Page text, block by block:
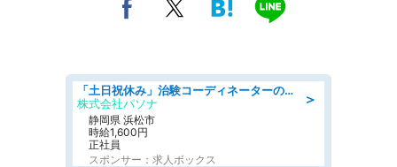
＞
「土日祝休み」治験コーディネーターのお仕事/未経験OK
株式会社パソナ
静岡県 浜松市
時給1,600円
正社員
スポンサー：求人ボックス